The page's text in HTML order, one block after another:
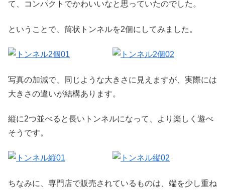
て、コンパクトでかわいいなと思っていたのでした。
ということで、筒状トンネルを2個にしてみました。
写真の加減で、同じような大きさに見えますが、実際には
大きさの違いが結構あります。
縦に2つ並べると長いトンネルになって、より楽しく遊べ
そうです。
ちなみに、専門店で販売されているものは、端を少し重ね